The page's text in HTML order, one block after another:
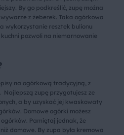
By go podkreślić, zupę można
z żeberek. Taka ogórkowa
wykorzystanie resztek bulionu
pozwoli na niemarnowanie
na ogórkową tradycyjną, z
zupę przygotujesz ze
a by uzyskać jej kwaskowaty
Domowe ogórki możesz
Pamiętaj jednak, że
domowe. By zupa była kremowa